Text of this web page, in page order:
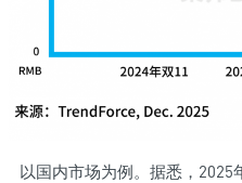
以国内市场为例。据悉，2025